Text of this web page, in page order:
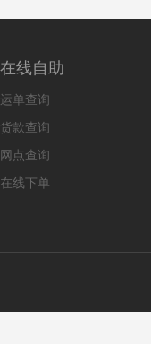
在线自助
运单查询
货款查询
网点查询
在线下单